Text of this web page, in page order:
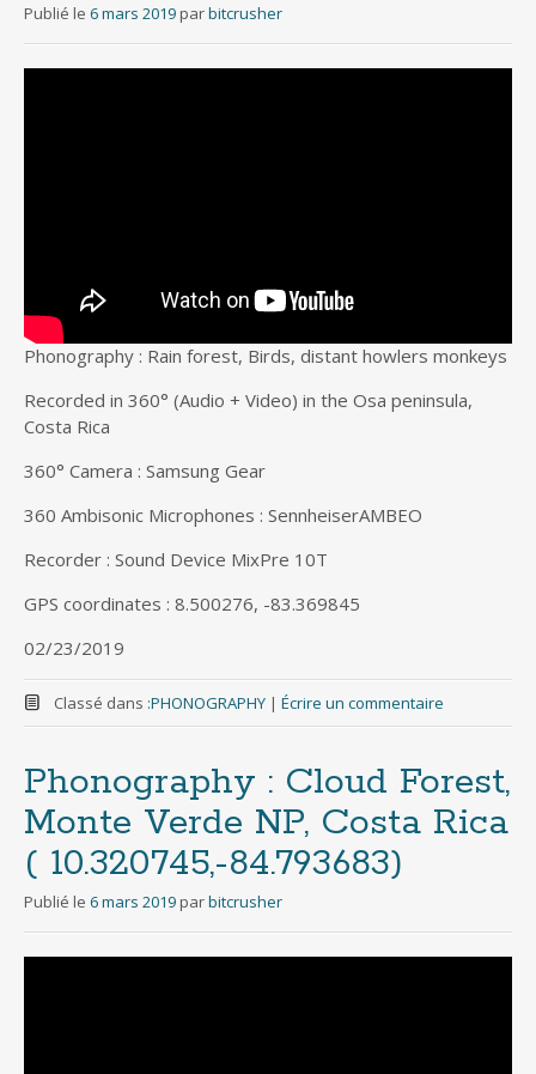
Publié le 6 mars 2019 parbitcrusher
Phonography : Rain forest, Birds, distant howlers monkeys
Recorded in 360° (Audio + Video) in the Osa peninsula,
Costa Rica
360° Camera : Samsung Gear
360 Ambisonic Microphones : SennheiserAMBEO
Recorder : Sound Device MixPre 10T
GPS coordinates : 8.500276, -83.369845
02/23/2019
Classé dans :PHONOGRAPHY | Écrire un commentaire
Phonography : Cloud Forest,
Monte Verde NP, Costa Rica
( 10.320745,-84.793683)
Publié le 6 mars 2019 parbitcrusher